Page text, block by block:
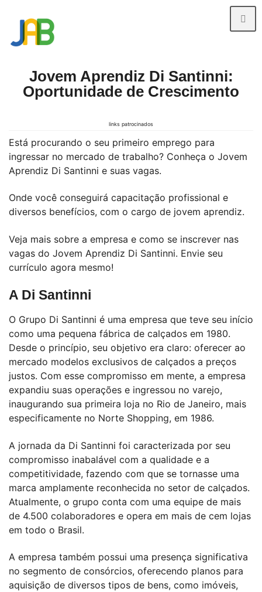
Jovem Aprendiz Di Santinni:
Oportunidade de Crescimento
links patrocinados
Está procurando o seu primeiro emprego para
ingressar no mercado de trabalho? Conheça o Jovem
Aprendiz Di Santinni e suas vagas.
Onde você conseguirá capacitação profissional e
diversos benefícios, com o cargo de jovem aprendiz.
Veja mais sobre a empresa e como se inscrever nas
vagas do Jovem Aprendiz Di Santinni. Envie seu
currículo agora mesmo!
A Di Santinni
O Grupo Di Santinni é uma empresa que teve seu início
como uma pequena fábrica de calçados em 1980.
Desde o princípio, seu objetivo era claro: oferecer ao
mercado modelos exclusivos de calçados a preços
justos. Com esse compromisso em mente, a empresa
expandiu suas operações e ingressou no varejo,
inaugurando sua primeira loja no Rio de Janeiro, mais
especificamente no Norte Shopping, em 1986.
A jornada da Di Santinni foi caracterizada por seu
compromisso inabalável com a qualidade e a
competitividade, fazendo com que se tornasse uma
marca amplamente reconhecida no setor de calçados.
Atualmente, o grupo conta com uma equipe de mais
de 4.500 colaboradores e opera em mais de cem lojas
em todo o Brasil.
A empresa também possui uma presença significativa
no segmento de consórcios, oferecendo planos para
aquisição de diversos tipos de bens, como imóveis,